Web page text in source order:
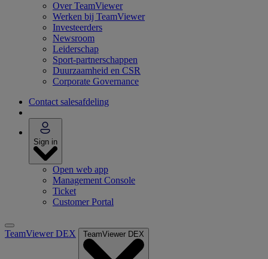
Over TeamViewer
Werken bij TeamViewer
Investeerders
Newsroom
Leiderschap
Sport-partnerschappen
Duurzaamheid en CSR
Corporate Governance
Contact salesafdeling
Sign in
Open web app
Management Console
Ticket
Customer Portal
TeamViewer DEX TeamViewer DEX